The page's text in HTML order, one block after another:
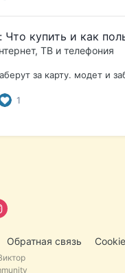
купить и как
ТВ и телефония
за карту. модет и
1
Обратная связь